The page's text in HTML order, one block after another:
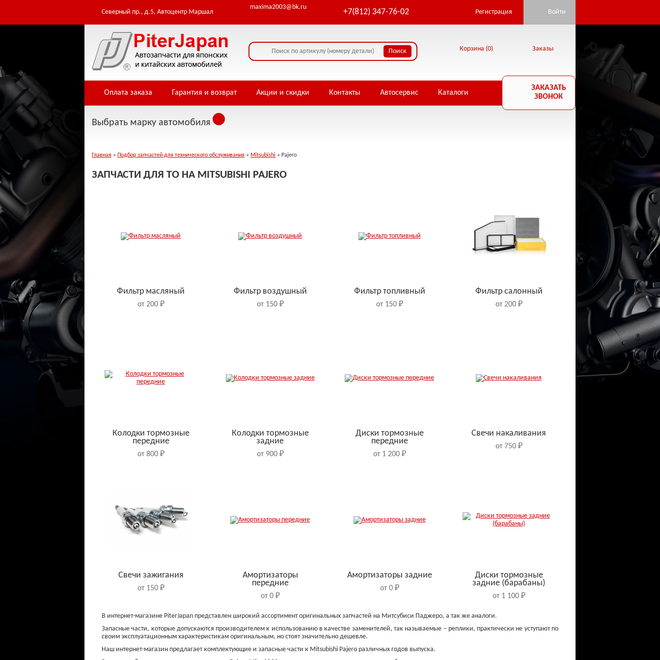
Северный пр., д.5, Автоцентр Маршал
maxima2003@bk.ru
+7(812) 347-76-02 Регистрация Войти
Заказы
Корзина (0)
Оплата заказа Гарантия и возврат Акции и скидки Контакты Автосервис Каталоги
ЗАКАЗАТЬ
ЗВОНОК
Выбрать марку автомобиля
Главная » Подбор запчастей для технического обслуживания » Mitsubishi » Pajero
ЗАПЧАСТИ ДЛЯ ТО НА MITSUBISHI PAJERO
Фильтр масляный
от 200 ₽
Фильтр воздушный
от 150 ₽
Фильтр топливный
от 150 ₽
Фильтр салонный
от 200 ₽
Колодки тормозные
передние
от 800 ₽
Колодки тормозные
задние
от 900 ₽
Диски тормозные
передние
от 1 200 ₽
Свечи накаливания
от 750 ₽
Свечи зажигания
от 150 ₽
Амортизаторы
передние
от 0 ₽
Амортизаторы задние
от 0 ₽
Диски тормозные
задние (барабаны)
от 1 100 ₽
В интернет-магазине PiterJapan представлен широкий ассортимент оригинальных запчастей на Митсубиси Паджеро, а так же аналоги.
Запасные части, которые допускаются производителем к использованию в качестве заменителей, так называемые – реплики, практически не уступают по
своим эксплуатационным характеристикам оригинальным, но стоят значительно дешевле.
Наш интернет-магазин предлагает комплектующие и запасные части к Mitsubishi Pajero различных годов выпуска.